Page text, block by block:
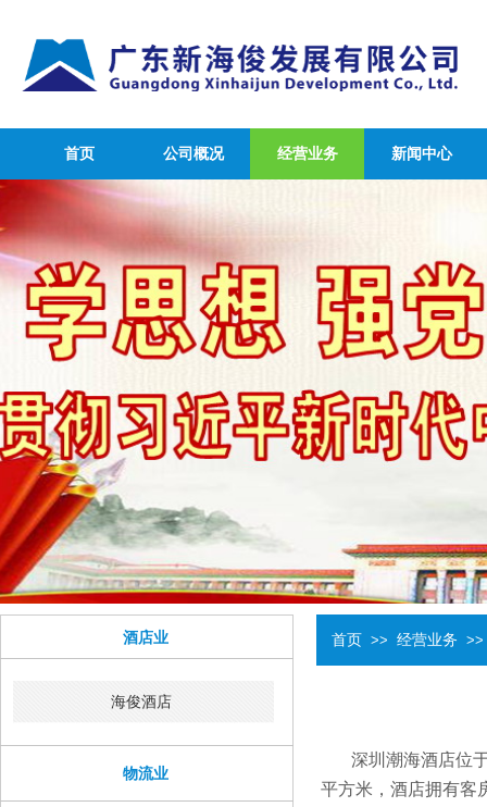
首页 公司概况 经营业务 新闻中心
酒店业 首页 >> 经营业务 >>
海俊酒店
深圳潮海酒店位于
平方米，酒店拥有客
物流业